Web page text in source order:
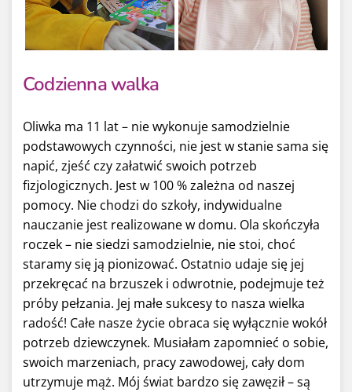
Codzienna walka
Oliwka ma 11 lat – nie wykonuje samodzielnie
podstawowych czynności, nie jest w stanie sama się
napić, zjeść czy załatwić swoich potrzeb
fizjologicznych. Jest w 100 % zależna od naszej
pomocy. Nie chodzi do szkoły, indywidualne
nauczanie jest realizowane w domu. Ola skończyła
roczek – nie siedzi samodzielnie, nie stoi, choć
staramy się ją pionizować. Ostatnio udaje się jej
przekręcać na brzuszek i odwrotnie, podejmuje też
próby pełzania. Jej małe sukcesy to nasza wielka
radość! Całe nasze życie obraca się wyłącznie wokół
potrzeb dziewczynek. Musiałam zapomnieć o sobie,
swoich marzeniach, pracy zawodowej, cały dom
utrzymuje mąż. Mój świat bardzo się zawęził – są